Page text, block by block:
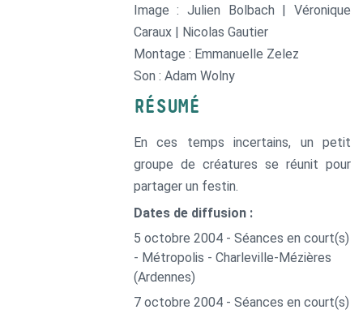
Image : Julien Bolbach | Véronique
Caraux | Nicolas Gautier
Montage : Emmanuelle Zelez
Son : Adam Wolny
RÉSUMÉ
En ces temps incertains, un petit
groupe de créatures se réunit pour
partager un festin.
Dates de diffusion :
5 octobre 2004 - Séances en court(s)
- Métropolis - Charleville-Mézières
(Ardennes)
7 octobre 2004 - Séances en court(s)